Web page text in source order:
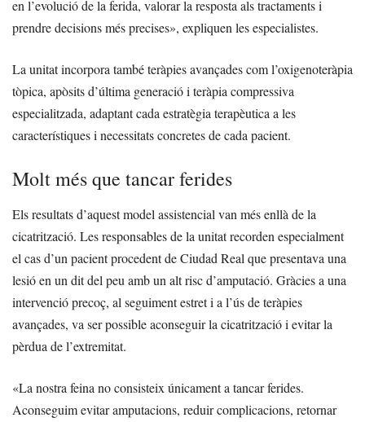
en l’evolució de la ferida, valorar la resposta als tractaments i
prendre decisions més precises», expliquen les especialistes.
La unitat incorpora també teràpies avançades com l’oxigenoteràpia
tòpica, apòsits d’última generació i teràpia compressiva
especialitzada, adaptant cada estratègia terapèutica a les
característiques i necessitats concretes de cada pacient.
Molt més que tancar ferides
Els resultats d’aquest model assistencial van més enllà de la
cicatrització. Les responsables de la unitat recorden especialment
el cas d’un pacient procedent de Ciudad Real que presentava una
lesió en un dit del peu amb un alt risc d’amputació. Gràcies a una
intervenció precoç, al seguiment estret i a l’ús de teràpies
avançades, va ser possible aconseguir la cicatrització i evitar la
pèrdua de l’extremitat.
«La nostra feina no consisteix únicament a tancar ferides.
Aconseguim evitar amputacions, reduir complicacions, retornar